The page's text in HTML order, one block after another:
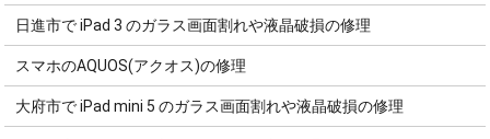
日進市で iPad 3 のガラス画面割れや液晶破損の修理
スマホのAQUOS(アクオス)の修理
大府市で iPad mini 5 のガラス画面割れや液晶破損の修理